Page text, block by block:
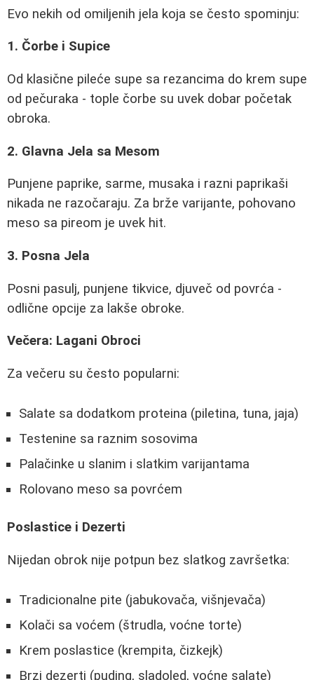
Evo nekih od omiljenih jela koja se često spominju:
1. Čorbe i Supice
Od klasične pileće supe sa rezancima do krem supe
od pečuraka - tople čorbe su uvek dobar početak
obroka.
2. Glavna Jela sa Mesom
Punjene paprike, sarme, musaka i razni paprikaši
nikada ne razočaraju. Za brže varijante, pohovano
meso sa pireom je uvek hit.
3. Posna Jela
Posni pasulj, punjene tikvice, djuveč od povrća -
odlične opcije za lakše obroke.
Večera: Lagani Obroci
Za večeru su često popularni:
Salate sa dodatkom proteina (piletina, tuna, jaja)
Testenine sa raznim sosovima
Palačinke u slanim i slatkim varijantama
Rolovano meso sa povrćem
Poslastice i Dezerti
Nijedan obrok nije potpun bez slatkog završetka:
Tradicionalne pite (jabukovača, višnjevača)
Kolači sa voćem (štrudla, voćne torte)
Krem poslastice (krempita, čizkejk)
Brzi dezerti (puding, sladoled, voćne salate)